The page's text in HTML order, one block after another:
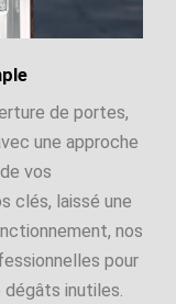
de portes,
une approche
vos
clés, laissé une
nos
pour
dégâts inutiles.